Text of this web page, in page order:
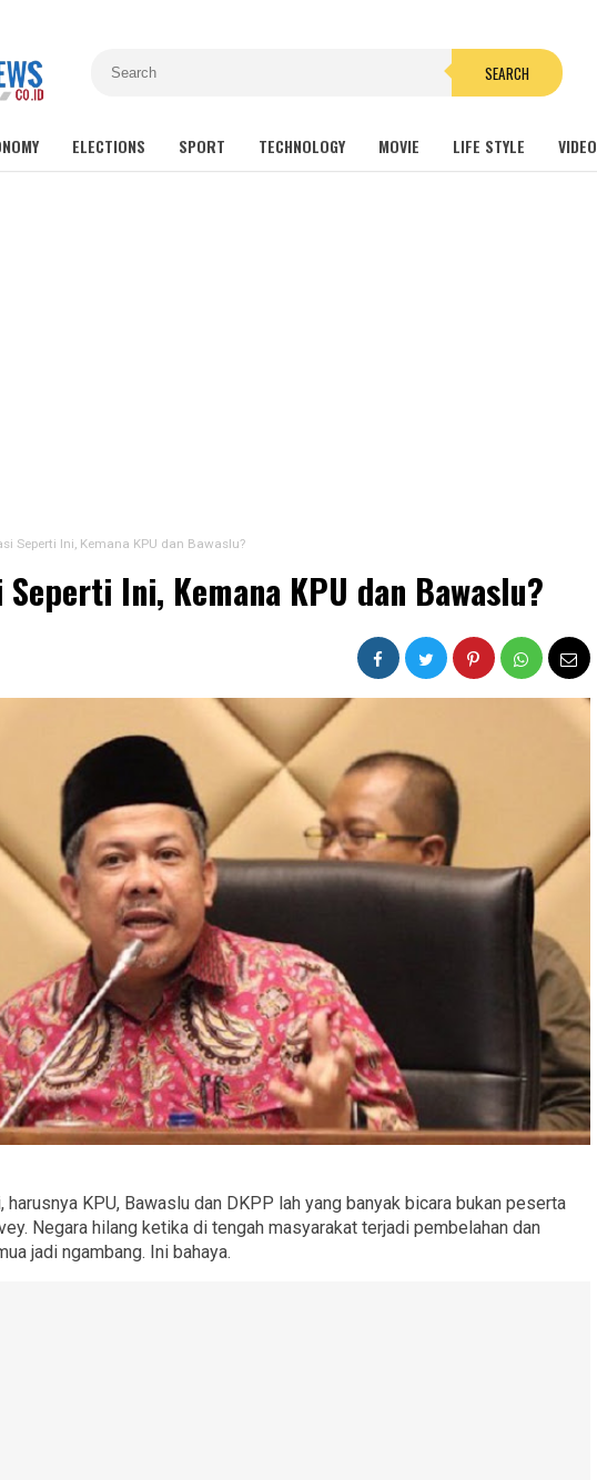
SEARCH
ELECTIONS SPORT TECHNOLOGY MOVIE LIFE STYLE VIDEO
Seperti Ini, Kemana KPU dan Bawaslu?
Ini, Kemana KPU dan Bawaslu?
KPU, Bawaslu dan DKPP lah yang banyak bicara bukan peserta
Negara hilang ketika di tengah masyarakat terjadi pembelahan dan
jadi ngambang. Ini bahaya.